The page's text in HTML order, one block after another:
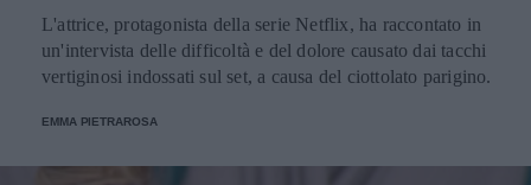
L'attrice, protagonista della serie Netflix, ha raccontato in
un'intervista delle difficoltà e del dolore causato dai tacchi
vertiginosi indossati sul set, a causa del ciottolato parigino.
EMMA PIETRAROSA